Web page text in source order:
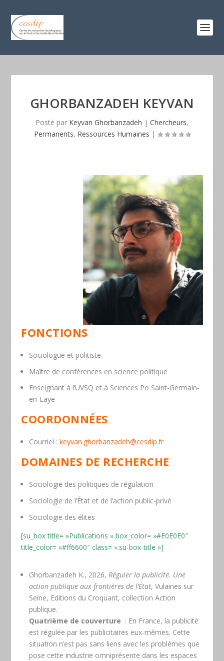
GHORBANZADEH KEYVAN
Posté par Keyvan Ghorbanzadeh | Chercheurs,
Permanents, Ressources Humaines |
FONCTIONS
Sociologue et politiste
Maître de conférences en science politique
Enseignant à l’UVSQ et à Sciences Po Saint-Germain-
en-Laye
COORDONNÉES
Courriel :keyvan.ghorbanzadeh@cesdip.fr
DOMAINES DE RECHERCHE
Sociologie des politiques de régulation
Sociologie de l’État et de l’action public-privé
Sociologie des élites
[su_box title= »Publications » box_color= »#E0E0E0″
title_color= »#ff6600″ class= ».su-box-title »]
Ghorbanzadeh K., 2026, Réguler la publicité. Une
action publique aux frontières de l’État, Vulaines sur
Seine, Editions du Croquant, collection Action
publique.
Quatrième de couverture : En France, la publicité
est régulée par les publicitaires eux-mêmes. Cette
situation n’est pas sans liens avec les problèmes que
pose cette industrie omniprésente dans les espaces